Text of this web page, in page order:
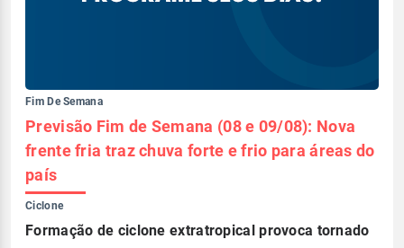
Fim De Semana
Previsão Fim de Semana (08 e 09/08): Nova
frente fria traz chuva forte e frio para áreas do
país
Ciclone
Formação de ciclone extratropical provoca tornado